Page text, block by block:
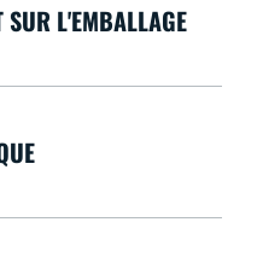
L'EMBALLAGE